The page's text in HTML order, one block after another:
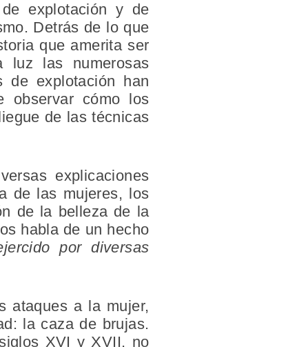
explotación y de
Detrás de lo que
que amerita ser
luz las numerosas
explotación han
observar cómo los
de las técnicas
explicaciones
de las mujeres, los
de la belleza de la
habla de un hecho
por diversas
ataques a la mujer,
la caza de brujas.
XVI y XVII, no